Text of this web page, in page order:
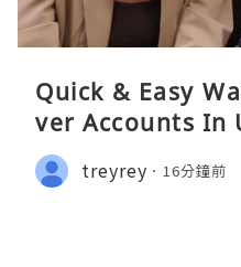
Quick & Easy
ver Accounts In
treyrey 16分鐘前